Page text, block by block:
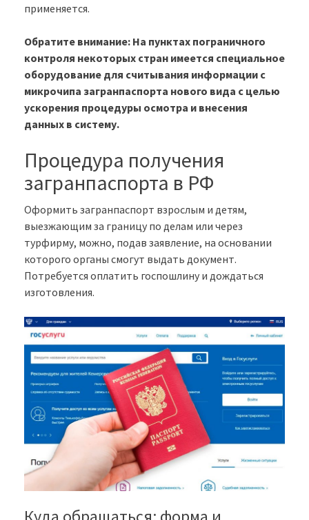
применяется.
Обратите внимание: На пунктах пограничного
контроля некоторых стран имеется специальное
оборудование для считывания информации с
микрочипа загранпаспорта нового вида с целью
ускорения процедуры осмотра и внесения
данных в систему.
Процедура получения
загранпаспорта в РФ
Оформить загранпаспорт взрослым и детям,
выезжающим за границу по делам или через
турфирму, можно, подав заявление, на основании
которого органы смогут выдать документ.
Потребуется оплатить госпошлину и дождаться
изготовления.